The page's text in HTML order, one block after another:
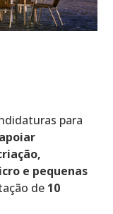
para
apoiar
e pequenas
de 10